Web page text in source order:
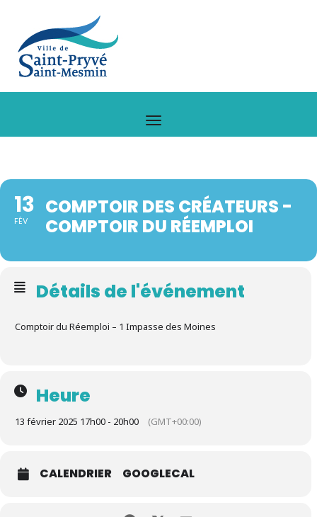
13
FÉV
COMPTOIR DES CRÉATEURS -
COMPTOIR DU RÉEMPLOI
Détails de l'événement
Comptoir du Réemploi – 1 Impasse des Moines
Heure
13 février 2025 17h00 - 20h00 (GMT+00:00)
CALENDRIER GOOGLECAL